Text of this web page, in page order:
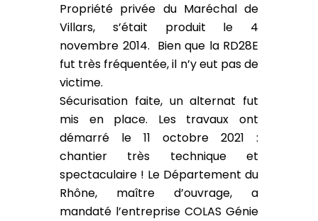
Propriété privée du Maréchal de
Villars, s’était produit le 4
novembre 2014. Bien que la RD28E
fut très fréquentée, il n’y eut pas de
victime.
Sécurisation faite, un alternat fut
mis en place. Les travaux ont
démarré le 11 octobre 2021 :
chantier très technique et
spectaculaire ! Le Département du
Rhône, maître d’ouvrage, a
mandaté l’entreprise COLAS Génie